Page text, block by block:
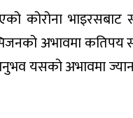
कोरोना
अभावमा कतिपय
यसको अभावमा